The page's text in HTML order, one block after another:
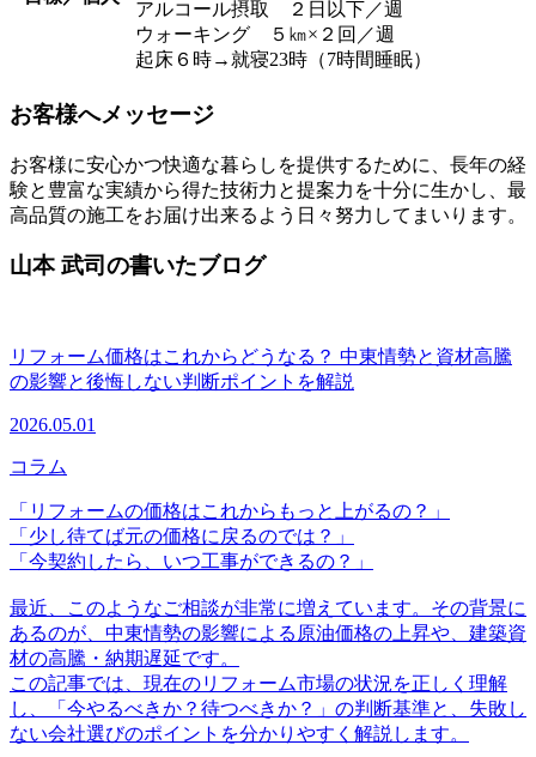
アルコール摂取 ２日以下／週
ウォーキング ５㎞×２回／週
起床６時→就寝23時（7時間睡眠）
お客様へメッセージ
お客様に安心かつ快適な暮らしを提供するために、長年の経
験と豊富な実績から得た技術力と提案力を十分に生かし、最
高品質の施工をお届け出来るよう日々努力してまいります。
山本 武司の書いたブログ
リフォーム価格はこれからどうなる？ 中東情勢と資材高騰
の影響と後悔しない判断ポイントを解説
2026.05.01
コラム
「リフォームの価格はこれからもっと上がるの？」
「少し待てば元の価格に戻るのでは？」
「今契約したら、いつ工事ができるの？」
最近、このようなご相談が非常に増えています。その背景に
あるのが、中東情勢の影響による原油価格の上昇や、建築資
材の高騰・納期遅延です。
この記事では、現在のリフォーム市場の状況を正しく理解
し、「今やるべきか？待つべきか？」の判断基準と、失敗し
ない会社選びのポイントを分かりやすく解説します。